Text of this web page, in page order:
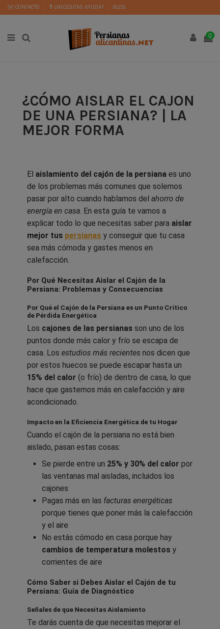
✉️ CONTACTO ❓ ¿NECESITAS AYUDA? BLOG
0
¿CÓMO AISLAR EL CAJON
DE UNA PERSIANA? | LA
MEJOR FORMA
El aislamiento del cajón de la persiana es uno
de los problemas más comunes que solemos
pasar por alto cuando hablamos del ahorro de
energía en casa . En esta guía te vamos a
explicar todo lo que necesitas saber para aislar
mejor tus persianas y conseguir que tu casa
sea más cómoda y gastes menos en
calefacción.
Por Qué Necesitas Aislar el Cajón de la
Persiana: Problemas y Consecuencias
Por Qué el Cajón de la Persiana es un Punto Crítico
de Pérdida Energética
Los cajones de las persianas son uno de los
puntos donde más calor y frío se escapa de
casa. Los estudios más recientes nos dicen que
por estos huecos se puede escapar hasta un
15% del calor (o frío) de dentro de casa, lo que
hace que gastemos más en calefacción y aire
acondicionado.
Impacto en la Eficiencia Energética de tu Hogar
Cuando el cajón de la persiana no está bien
aislado, pasan estas cosas:
Se pierde entre un 25% y 30% del calor por
las ventanas mal aisladas, incluidos los
cajones
Pagas más en las facturas energéticas
porque tienes que poner más la calefacción
y el aire
No estás cómodo en casa porque hay
cambios de temperatura molestos y
corrientes de aire
Cómo Saber si Debes Aislar el Cajón de tu
Persiana: Guía de Diagnóstico
Señales de que Necesitas Aislamiento
Te darás cuenta de que necesitas mejorar el